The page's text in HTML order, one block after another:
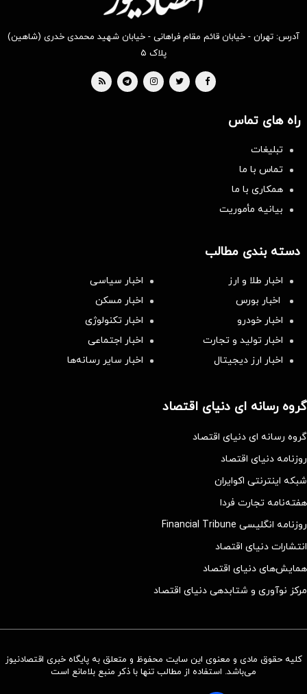
آدرس: تهران - خیابان قائم مقام فراهانی - خیابان شهید محمدی خدری (شاهین)
پلاک ۵
راه های تماس
تبلیغات
تماس با ما
همکاری با ما
بیانیه مأموریت
دسته بندی مطالب
اخبار طلا و ارز
اخبار سیاسی
اخبار بورس
اخبار مسکن
اخبار خودرو
اخبار تکنولوژی
اخبار تولید و تجارت
اخبار اجتماعی
اخبار ارز دیجیتال
اخبار سایر رسانه‌‌ها
گروه رسانه ای دنیای اقتصاد
گروه رسانه ای دنیای اقتصاد
روزنامه دنیای اقتصاد
شبکه اینترنتی اکوایران
هفته‌نامه تجارت فردا
روزنامه انگلیسی Financial Tribune
انتشارات دنیای اقتصاد
همایش‌های دنیای اقتصاد
مرکز نوآوری و شتابدهی دنیای اقتصاد
کلیه حقوق مادی و معنوی این سایت محفوظ و متعلق به پایگاه خبری اقتصادنیوز
می‌باشد. استفاده از مطالب تنها با ذکر منبع بلامانع است